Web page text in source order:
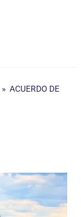
» ACUERDO DE